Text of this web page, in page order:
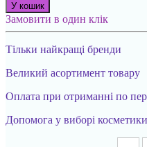
У кошик
Замовити в один клік
Тільки найкращі бренди
Великий асортимент товару
Оплата при отриманні по
Допомога у виборі косметики